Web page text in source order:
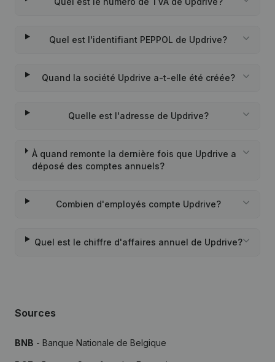
Quel est l'identifiant PEPPOL de Updrive?
Quand la société Updrive a-t-elle été créée?
Quelle est l'adresse de Updrive?
À quand remonte la dernière fois que Updrive a
déposé des comptes annuels?
Combien d'employés compte Updrive?
Quel est le chiffre d'affaires annuel de Updrive?
Sources
BNB - Banque Nationale de Belgique